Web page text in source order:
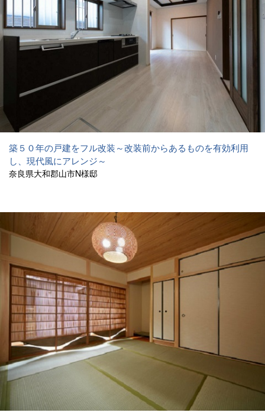
築５０年の戸建をフル改装～改装前からあるものを有効利用
し、現代風にアレンジ～
奈良県大和郡山市N様邸